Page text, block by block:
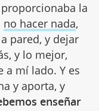
la
no hacer nada,
pared, y dejar
y lo mejor,
a mí lado. Y es
y aporta, y
enseñar